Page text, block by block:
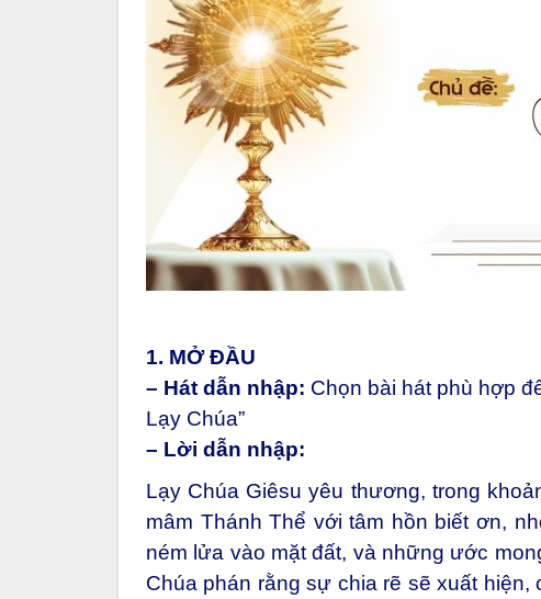
1. MỞ ĐẦU
– Hát dẫn nhập: Chọn bài hát phù hợp
Lạy Chúa”
– Lời dẫn nhập:
Lạy Chúa Giêsu yêu thương, trong
mâm Thánh Thể với tâm hồn biết ơn,
ném lửa vào mặt đất, và những ước
Chúa phán rằng sự chia rẽ sẽ xuất